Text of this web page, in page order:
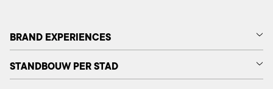
BRAND EXPERIENCES
STANDBOUW PER STAD